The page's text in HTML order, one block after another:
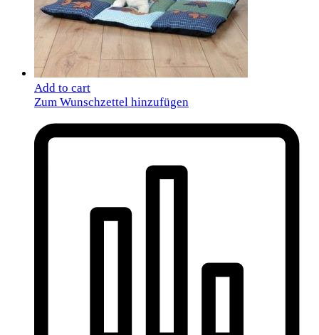
Add to cart
Zum Wunschzettel hinzufügen